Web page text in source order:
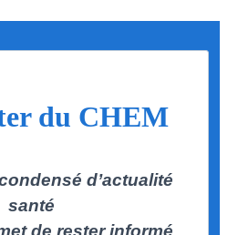
du CHEM
d’actualité
santé
de rester informé